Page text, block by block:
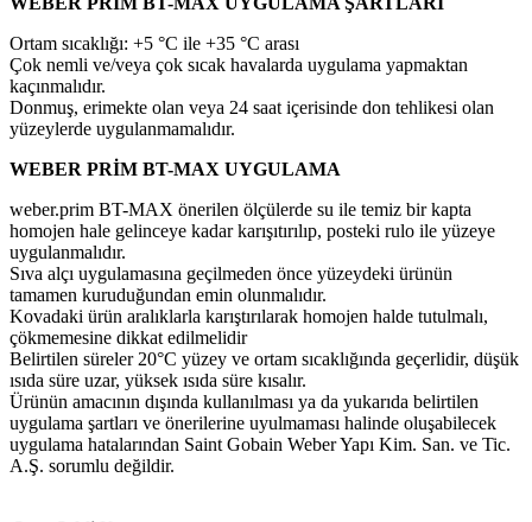
Ortam sıcaklığı: +5 °C ile +35 °C arası
Çok nemli ve/veya çok sıcak havalarda uygulama yapmaktan
kaçınmalıdır.
Donmuş, erimekte olan veya 24 saat içerisinde don tehlikesi olan
yüzeylerde uygulanmamalıdır.
WEBER PRİM BT-MAX UYGULAMA
weber.prim BT-MAX önerilen ölçülerde su ile temiz bir kapta
homojen hale gelinceye kadar karışıtırılıp, posteki rulo ile yüzeye
uygulanmalıdır.
Sıva alçı uygulamasına geçilmeden önce yüzeydeki ürünün
tamamen kuruduğundan emin olunmalıdır.
Kovadaki ürün aralıklarla karıştırılarak homojen halde tutulmalı,
çökmemesine dikkat edilmelidir
Belirtilen süreler 20°C yüzey ve ortam sıcaklığında geçerlidir, düşük
ısıda süre uzar, yüksek ısıda süre kısalır.
Ürünün amacının dışında kullanılması ya da yukarıda belirtilen
uygulama şartları ve önerilerine uyulmaması halinde oluşabilecek
uygulama hatalarından Saint Gobain Weber Yapı Kim. San. ve Tic.
A.Ş. sorumlu değildir.